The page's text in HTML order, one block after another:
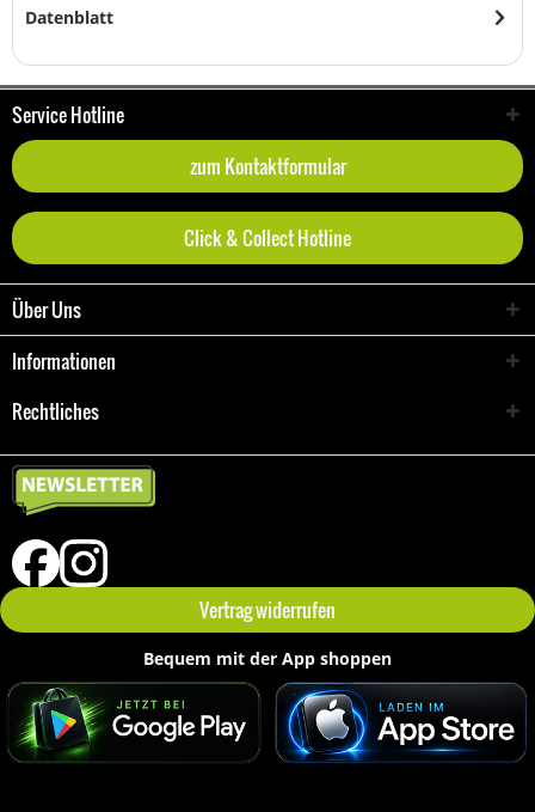
Datenblatt
Service Hotline
zum Kontaktformular
Click & Collect Hotline
Über Uns
Informationen
Rechtliches
Vertrag widerrufen
Bequem mit der App shoppen